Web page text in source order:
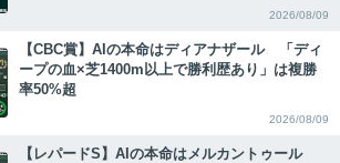
2026/08/09
【CBC賞】AIの本命はディアナザール 「ディ
ープの血×芝1400m以上で勝利歴あり」は複勝
率50%超
2026/08/09
【レパードS】AIの本命はメルカントゥール